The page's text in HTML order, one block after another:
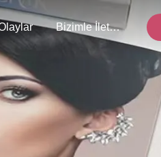
Bizimle İletişim